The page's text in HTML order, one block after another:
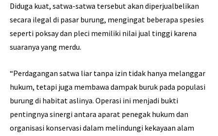
Diduga kuat, satwa-satwa tersebut akan diperjualbelikan
secara ilegal di pasar burung, mengingat beberapa spesies
seperti poksay dan pleci memiliki nilai jual tinggi karena
suaranya yang merdu.
“Perdagangan satwa liar tanpa izin tidak hanya melanggar
hukum, tetapi juga membawa dampak buruk pada populasi
burung di habitat aslinya. Operasi ini menjadi bukti
pentingnya sinergi antara aparat penegak hukum dan
organisasi konservasi dalam melindungi kekayaan alam